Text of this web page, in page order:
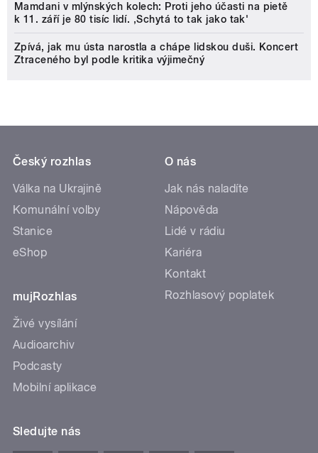
Mamdani v mlýnských kolech: Proti jeho účasti na pietě
k 11. září je 80 tisíc lidí. ‚Schytá to tak jako tak'
Zpívá, jak mu ústa narostla a chápe lidskou duši. Koncert
Ztraceného byl podle kritika výjimečný
Český rozhlas
Válka na Ukrajině
Komunální volby
Stanice
eShop
mujRozhlas
Živé vysílání
Audioarchiv
Podcasty
Mobilní aplikace
O nás
Jak nás naladíte
Nápověda
Lidé v rádiu
Kariéra
Kontakt
Rozhlasový poplatek
Sledujte nás